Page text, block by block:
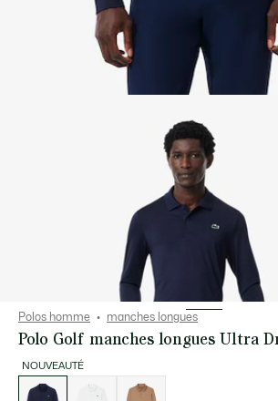
Polos homme manches longues
Polo Golf manches longues Ultra
NOUVEAUTÉ
des
déclinaisons